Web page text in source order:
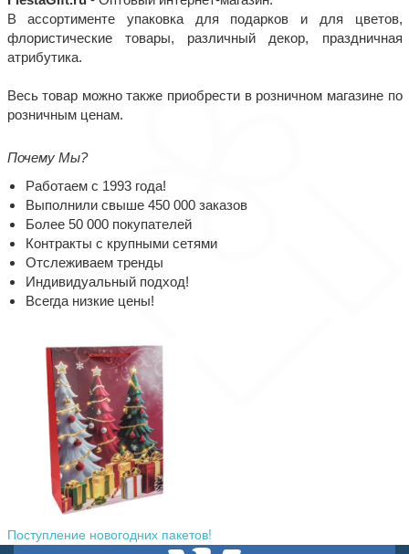
В ассортименте упаковка для подарков и для цветов,
флористические товары, различный декор, праздничная
атрибутика.
Весь товар можно также приобрести в розничном магазине по
розничным ценам.
Почему Мы?
Работаем с 1993 года!
Выполнили свыше 450 000 заказов
Более 50 000 покупателей
Контракты с крупными сетями
Отслеживаем тренды
Индивидуальный подход!
Всегда низкие цены!
Поступление новогодних пакетов!